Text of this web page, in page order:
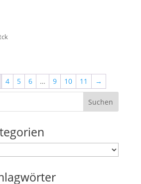
4 5 6 … 9 10 11 →